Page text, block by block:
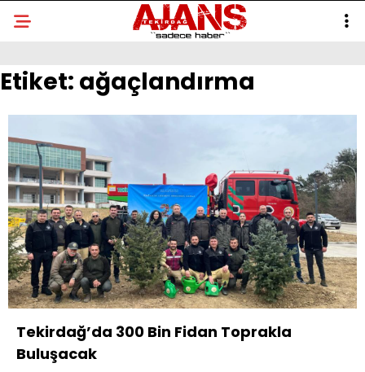
Etiket: ağaçlandırma
Tekirdağ’da 300 Bin Fidan Toprakla
Buluşacak